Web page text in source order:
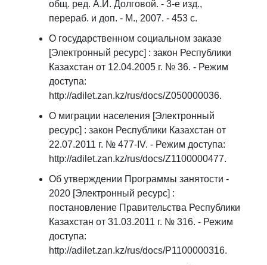
общ. ред. А.И. Долговой. - 3-е изд.,
перераб. и доп. - М., 2007. - 453 с.
О государственном социальном заказе
[Электронный ресурс] : закон Республики
Казахстан от 12.04.2005 г. № 36. - Режим
доступа:
http://adilet.zan.kz/rus/docs/Z050000036.
О миграции населения [Электронный
ресурс] : закон Республики Казахстан от
22.07.2011 г. № 477-IV. - Режим доступа:
http://adilet.zan.kz/rus/docs/Z1100000477.
Об утверждении Программы занятости -
2020 [Электронный ресурс] :
постановление Правительства Республики
Казахстан от 31.03.2011 г. № 316. - Режим
доступа:
http://adilet.zan.kz/rus/docs/P1100000316.